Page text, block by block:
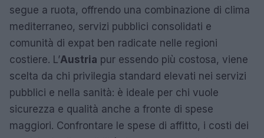
segue a ruota, offrendo una combinazione di clima
mediterraneo, servizi pubblici consolidati e
comunità di expat ben radicate nelle regioni
costiere. L’Austria pur essendo più costosa, viene
scelta da chi privilegia standard elevati nei servizi
pubblici e nella sanità: è ideale per chi vuole
sicurezza e qualità anche a fronte di spese
maggiori. Confrontare le spese di affitto, i costi dei